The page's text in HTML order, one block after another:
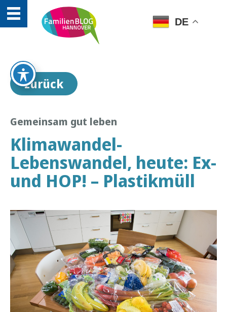
DE
zurück
Gemeinsam gut leben
Klimawandel-
Lebenswandel, heute: Ex-
und HOP! – Plastikmüll